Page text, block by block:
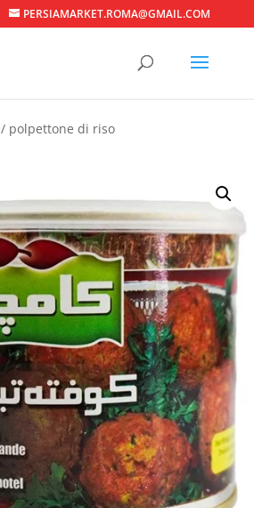
PERSIAMARKET.ROMA@GMAIL.COM
/ polpettone di riso